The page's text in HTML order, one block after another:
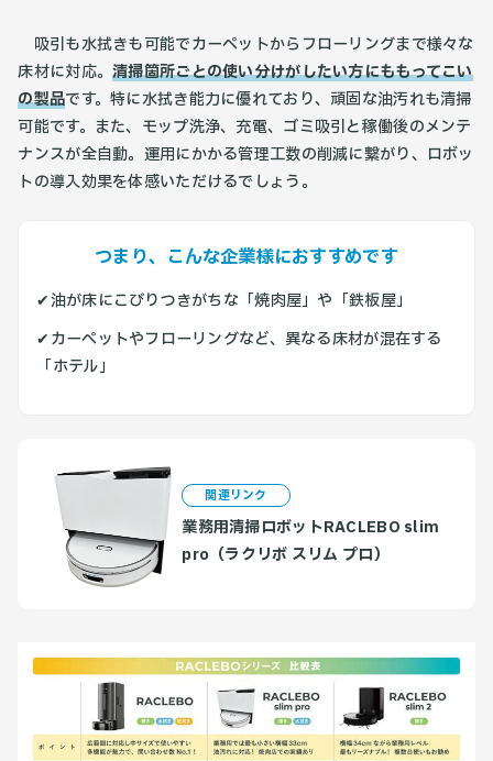
吸引も水拭きも可能でカーペットからフローリングまで様々な
床材に対応。清掃箇所ごとの使い分けがしたい方にももってこい
の製品です。特に水拭き能力に優れており、頑固な油汚れも清掃
可能です。また、モップ洗浄、充電、ゴミ吸引と稼働後のメンテ
ナンスが全自動。運用にかかる管理工数の削減に繋がり、ロボッ
トの導入効果を体感いただけるでしょう。
つまり、こんな企業様におすすめです
✔︎油が床にこびりつきがちな「焼肉屋」や「鉄板屋」
✔︎カーペットやフローリングなど、異なる床材が混在する
「ホテル」
関連リンク
業務用清掃ロボットRACLEBO slim
pro（ラクリボ スリム プロ）